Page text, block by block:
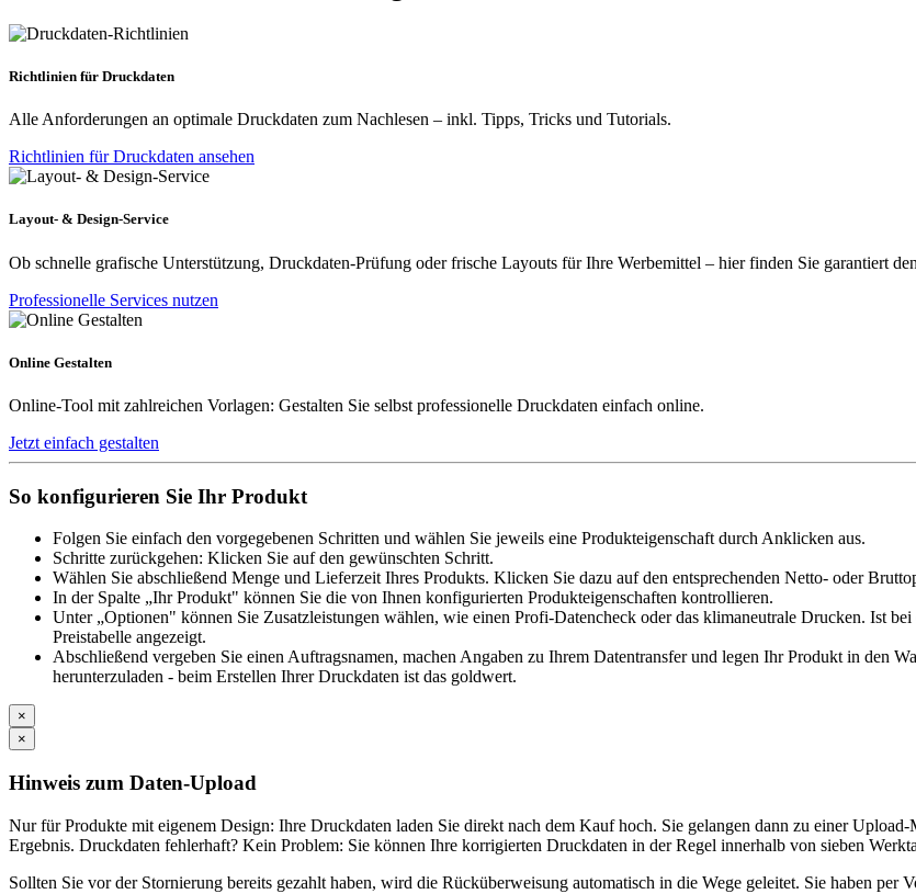
Richtlinien für Druckdaten
Alle Anforderungen an optimale Druckdaten zum Nachlesen – inkl. Tipps, Tricks und Tutorials.
Richtlinien für Druckdaten ansehen
Layout- & Design-Service
Ob schnelle grafische Unterstützung, Druckdaten-Prüfung oder frische Layouts für Ihre Werbemittel – hier finden Sie garantiert
Professionelle Services nutzen
Online Gestalten
Online-Tool mit zahlreichen Vorlagen: Gestalten Sie selbst professionelle Druckdaten einfach online.
Jetzt einfach gestalten
So konfigurieren Sie Ihr Produkt
Folgen Sie einfach den vorgegebenen Schritten und wählen Sie jeweils eine Produkteigenschaft durch Anklicken aus.
Schritte zurückgehen: Klicken Sie auf den gewünschten Schritt.
Wählen Sie abschließend Menge und Lieferzeit Ihres Produkts. Klicken Sie dazu auf den entsprechenden Netto- oder
In der Spalte „Ihr Produkt" können Sie die von Ihnen konfigurierten Produkteigenschaften kontrollieren.
Unter „Optionen" können Sie Zusatzleistungen wählen, wie einen Profi-Datencheck oder das klimaneutrale Drucken. Ist
Preistabelle angezeigt.
Abschließend vergeben Sie einen Auftragsnamen, machen Angaben zu Ihrem Datentransfer und legen Ihr Produkt in den
herunterzuladen - beim Erstellen Ihrer Druckdaten ist das goldwert.
×
×
Hinweis zum Daten-Upload
Nur für Produkte mit eigenem Design: Ihre Druckdaten laden Sie direkt nach dem Kauf hoch. Sie gelangen dann zu einer
Ergebnis. Druckdaten fehlerhaft? Kein Problem: Sie können Ihre korrigierten Druckdaten in der Regel innerhalb von sieben
Sollten Sie vor der Stornierung bereits gezahlt haben, wird die Rücküberweisung automatisch in die Wege geleitet. Sie haben per